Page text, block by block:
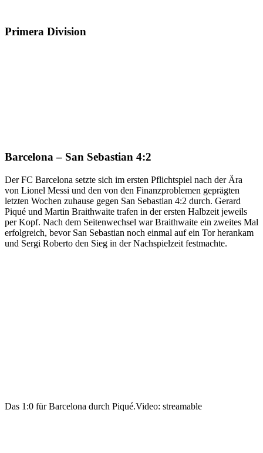
Primera Division
Barcelona – San Sebastian 4:2
Der FC Barcelona setzte sich im ersten Pflichtspiel nach der Ära
von Lionel Messi und den von den Finanzproblemen geprägten
letzten Wochen zuhause gegen San Sebastian 4:2 durch. Gerard
Piqué und Martin Braithwaite trafen in der ersten Halbzeit jeweils
per Kopf. Nach dem Seitenwechsel war Braithwaite ein zweites Mal
erfolgreich, bevor San Sebastian noch einmal auf ein Tor herankam
und Sergi Roberto den Sieg in der Nachspielzeit festmachte.
Das 1:0 für Barcelona durch Piqué.Video: streamable